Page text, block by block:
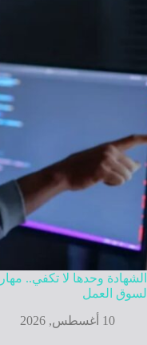
الشهادة وحدها لا تكفي..
لسوق العمل
10 أغسطس, 2026